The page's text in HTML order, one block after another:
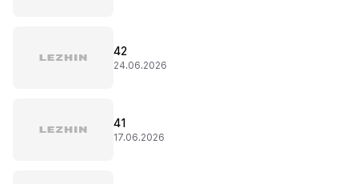
42
24.06.2026
41
17.06.2026